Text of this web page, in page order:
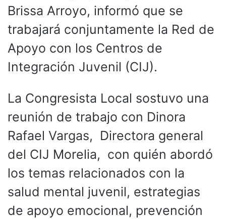
Brissa Arroyo, informó que se
trabajará conjuntamente la Red de
Apoyo con los Centros de
Integración Juvenil (CIJ).
La Congresista Local sostuvo una
reunión de trabajo con Dinora
Rafael Vargas, Directora general
del CIJ Morelia, con quién abordó
los temas relacionados con la
salud mental juvenil, estrategias
de apoyo emocional, prevención